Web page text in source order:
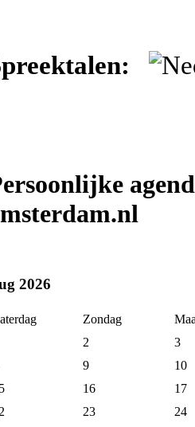
2026
Zondag
2
3
9
10
16
17
23
24